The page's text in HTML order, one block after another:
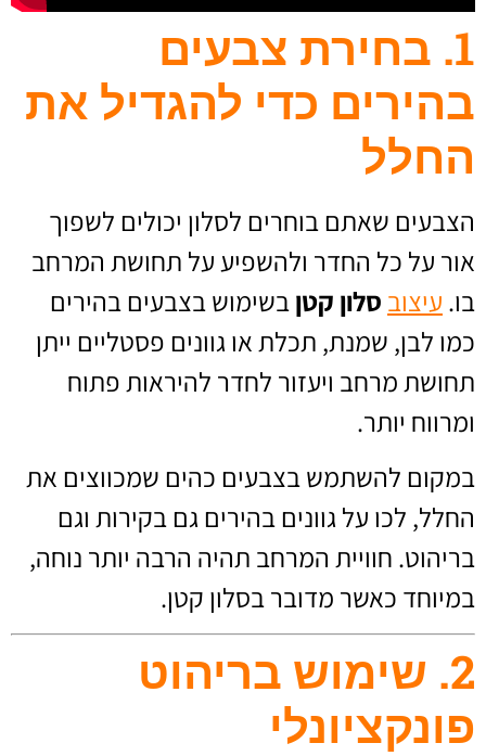
1. בחירת צבעים
בהירים כדי להגדיל את
החלל
הצבעים שאתם בוחרים לסלון יכולים לשפוך
אור על כל החדר ולהשפיע על תחושת המרחב
בו. עיצוב סלון קטןבשימוש בצבעים בהירים
כמו לבן, שמנת, תכלת או גוונים פסטליים ייתן
תחושת מרחב ויעזור לחדר להיראות פתוח
ומרווח יותר.
במקום להשתמש בצבעים כהים שמכווצים את
החלל, לכו על גוונים בהירים גם בקירות וגם
בריהוט. חוויית המרחב תהיה הרבה יותר נוחה,
במיוחד כאשר מדובר בסלון קטן.
2. שימוש בריהוט
פונקציונלי